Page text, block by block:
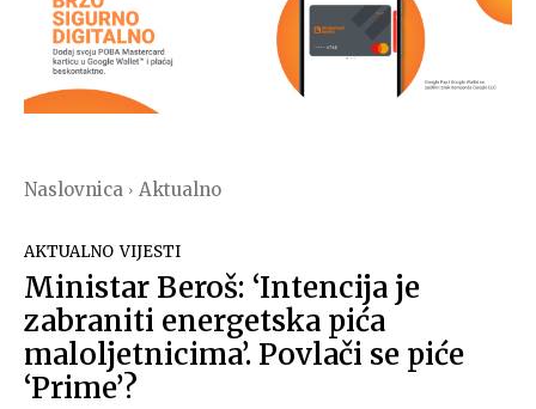
Naslovnica Aktualno
AKTUALNO VIJESTI
Ministar Beroš: ‘Intencija je
zabraniti energetska pića
maloljetnicima’. Povlači se piće
‘Prime’?